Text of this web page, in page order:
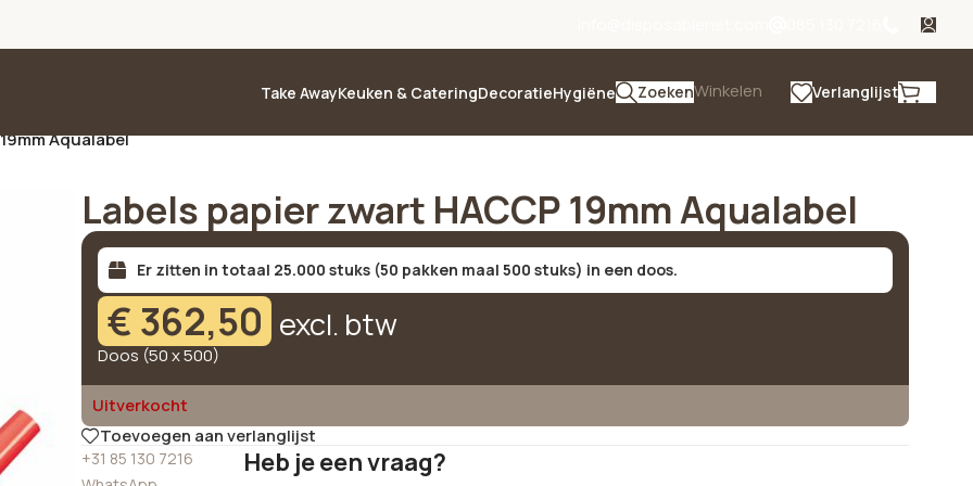
Take AwayKeuken & CateringDecoratieHygiëne ZoekenWinkelen Verlanglijst
Aqualabel
Labels papier zwart HACCP 19mm Aqualabel
Er zitten in totaal 25.000 stuks (50 pakken maal 500 stuks) in een doos.
€ 362,50 excl. btw
Doos (50 x 500)
Uitverkocht
Toevoegen aan verlanglijst
+31 85 130 7216
Heb je een vraag?